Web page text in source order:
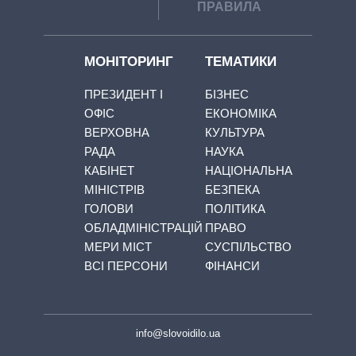
ПРАВИЛА
МОНІТОРИНГ
ПРЕЗИДЕНТ І
ОФІС
ВЕРХОВНА
РАДА
КАБІНЕТ
МІНІСТРІВ
ГОЛОВИ
ОБЛАДМІНІСТРАЦІЙ
МЕРИ МІСТ
ВСІ ПЕРСОНИ
ТЕМАТИКИ
БІЗНЕС
ЕКОНОМІКА
КУЛЬТУРА
НАУКА
НАЦІОНАЛЬНА
БЕЗПЕКА
ПОЛІТИКА
ПРАВО
СУСПІЛЬСТВО
ФІНАНСИ
info@slovoidilo.ua